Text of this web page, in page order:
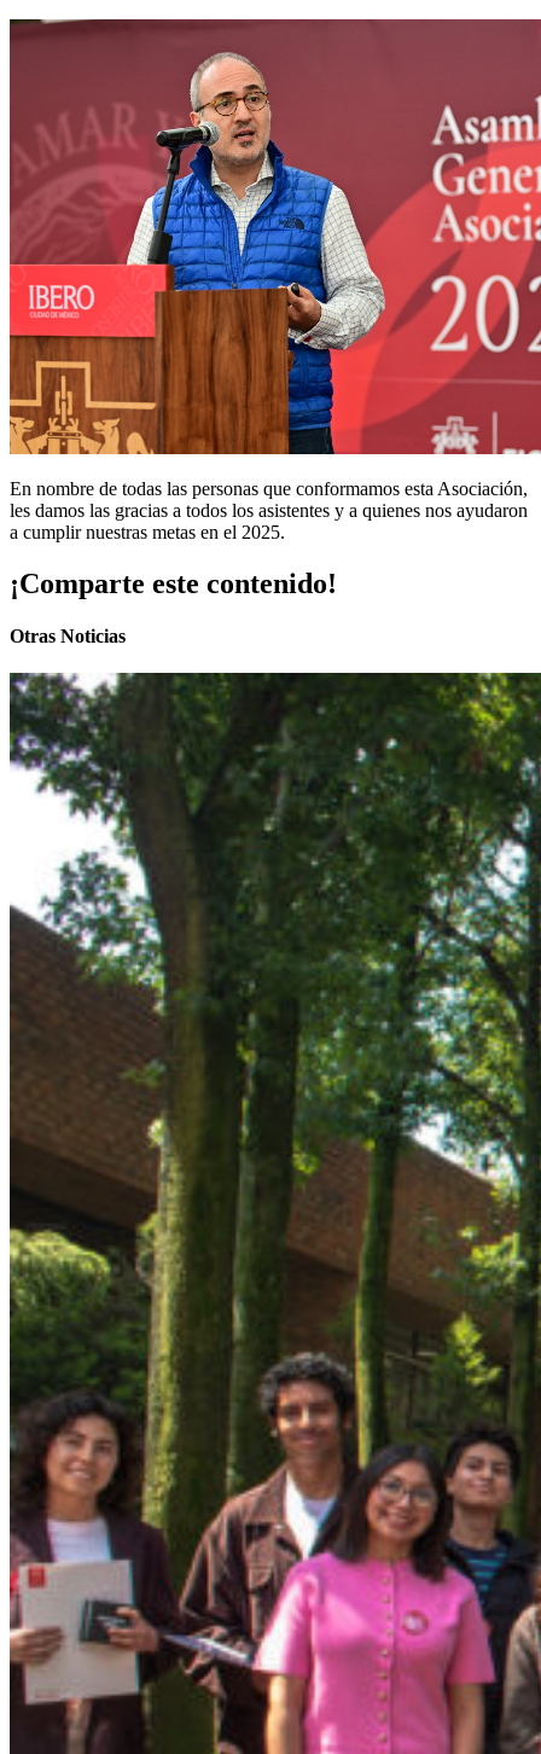
En nombre de todas las personas que conformamos esta Asociación,
les damos las gracias a todos los asistentes y a quienes nos ayudaron
a cumplir nuestras metas en el 2025.
¡Comparte este contenido!
Otras Noticias